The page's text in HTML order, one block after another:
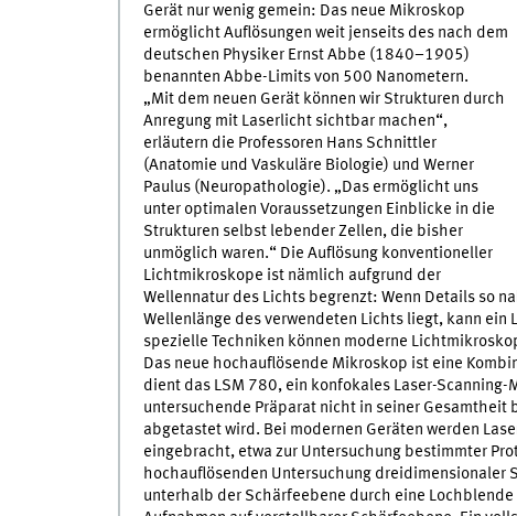
Gerät nur wenig gemein: Das neue Mikroskop
ermöglicht Auflösungen weit jenseits des nach dem
deutschen Physiker Ernst Abbe (1840–1905)
benannten Abbe-Limits von 500 Nanometern.
„Mit dem neuen Gerät können wir Strukturen durch
Anregung mit Laserlicht sichtbar machen“,
erläutern die Professoren Hans Schnittler
(Anatomie und Vaskuläre Biologie) und Werner
Paulus (Neuropathologie). „Das ermöglicht uns
unter optimalen Voraussetzungen Einblicke in die
Strukturen selbst lebender Zellen, die bisher
unmöglich waren.“ Die Auflösung konventioneller
Lichtmikroskope ist nämlich aufgrund der
Wellennatur des Lichts begrenzt: Wenn Details so
Wellenlänge des verwendeten Lichts liegt, kann
spezielle Techniken können moderne
Das neue hochauflösende Mikroskop ist eine
dient das LSM 780, ein konfokales Laser-
untersuchende Präparat nicht in seiner
abgetastet wird. Bei modernen Geräten werden
eingebracht, etwa zur Untersuchung bestimmter
hochauflösenden Untersuchung dreidimensionaler
unterhalb der Schärfeebene durch eine